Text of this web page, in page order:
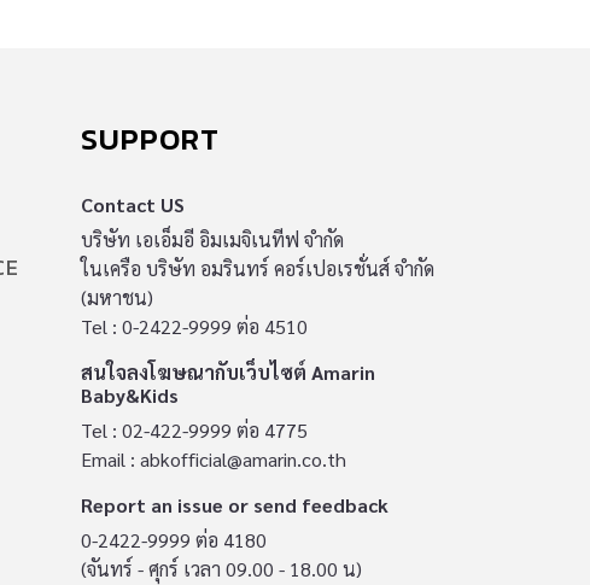
SUPPORT
Contact US
บริษัท เอเอ็มอี อิมเมจิเนทีฟ จำกัด
ในเครือ บริษัท อมรินทร์ คอร์เปอเรชั่นส์ จำกัด
(มหาชน)
Tel : 0-2422-9999 ต่อ 4510
สนใจลงโฆษณากับเว็บไซต์ Amarin
Baby&Kids
Tel : 02-422-9999 ต่อ 4775
Email : abkofficial@amarin.co.th
Report an issue or send feedback
0-2422-9999 ต่อ 4180
(จันทร์ - ศุกร์ เวลา 09.00 - 18.00 น)